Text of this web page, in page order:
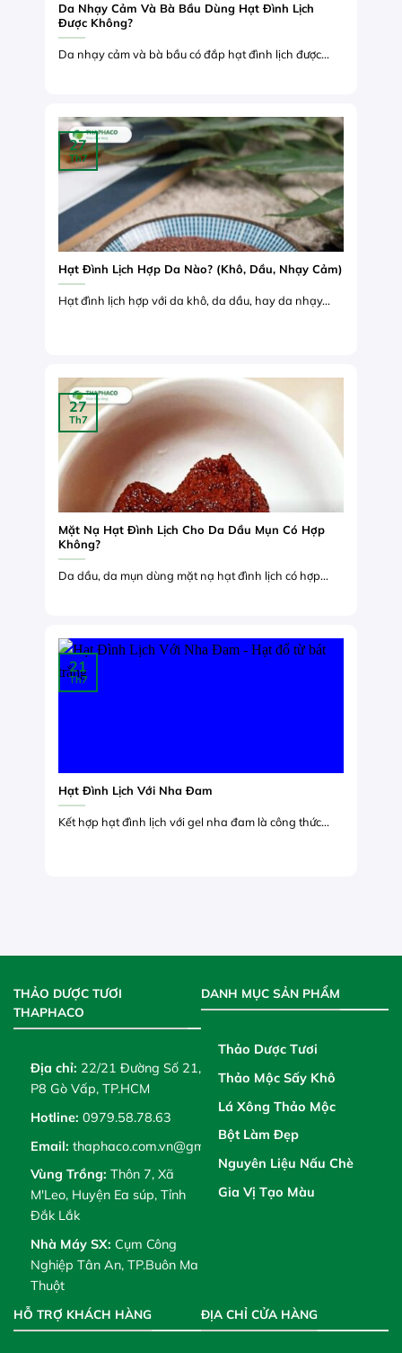
Da Nhạy Cảm Và Bà Bầu Dùng Hạt Đình Lịch
Được Không?
Da nhạy cảm và bà bầu có đắp hạt đình lịch được...
Hạt Đình Lịch Hợp Da Nào? (Khô, Dầu, Nhạy Cảm)
Hạt đình lịch hợp với da khô, da dầu, hay da nhạy...
27
Th7
Mặt Nạ Hạt Đình Lịch Cho Da Dầu Mụn Có Hợp
Không?
Da dầu, da mụn dùng mặt nạ hạt đình lịch có hợp...
27
Th7
Hạt Đình Lịch Với Nha Đam
Kết hợp hạt đình lịch với gel nha đam là công thức...
21
Th7
THẢO DƯỢC TƯƠI
THAPHACO
Địa chỉ: 22/21 Đường Số 21,
P8 Gò Vấp, TP.HCM
Hotline: 0979.58.78.63
Email: thaphaco.com.vn@gmail.com
Vùng Trồng: Thôn 7, Xã
M'Leo, Huyện Ea súp, Tỉnh
Đắk Lắk
Nhà Máy SX: Cụm Công
Nghiệp Tân An, TP.Buôn Ma
Thuột
DANH MỤC SẢN PHẨM
Thảo Dược Tươi
Thảo Mộc Sấy Khô
Lá Xông Thảo Mộc
Bột Làm Đẹp
Nguyên Liệu Nấu Chè
Gia Vị Tạo Màu
HỖ TRỢ KHÁCH HÀNG ĐỊA CHỈ CỬA HÀNG